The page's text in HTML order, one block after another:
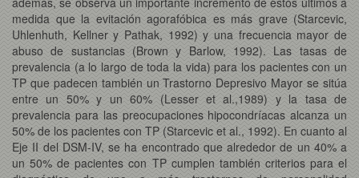
medida que la evitación agorafóbica es más grave (Starcevic,
Uhlenhuth, Kellner y Pathak, 1992) y una frecuencia mayor de
abuso de sustancias (Brown y Barlow, 1992). Las tasas de
prevalencia (a lo largo de toda la vida) para los pacientes con un
TP que padecen también un Trastorno Depresivo Mayor se sitúa
entre un 50% y un 60% (Lesser et al.,1989) y la tasa de
prevalencia para las preocupaciones hipocondríacas alcanza un
50% de los pacientes con TP (Starcevic et al., 1992). En cuanto al
Eje II del DSM-IV, se ha encontrado que alrededor de un 40% a
un 50% de pacientes con TP cumplen también criterios para el